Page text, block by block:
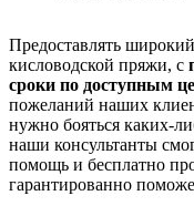
Предоставлять
кисловодской пряжи, с
сроки по доступным
пожеланий наших
нужно бояться каких-
наши консультанты
помощь и бесплатно
гарантированно